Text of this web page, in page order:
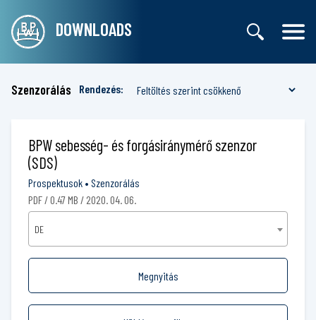
DOWNLOADS
Szenzorálás Rendezés:
BPW sebesség- és forgásiránymérő szenzor
(SDS)
Prospektusok • Szenzorálás
PDF / 0.47 MB / 2020. 04. 06.
DE
Megnyitás